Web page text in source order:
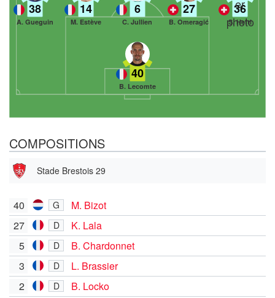
40
B. Lecomte
38
A. Gueguin
14
M. Estève
6
C. Jullien
27
B. Omeragić
36
S. Hefti
COMPOSITIONS
Stade Brestois 29
40 G
M. Bizot
27
D
K. Lala
5
D
B. Chardonnet
3
D
L. Brassier
2
D
B. Locko